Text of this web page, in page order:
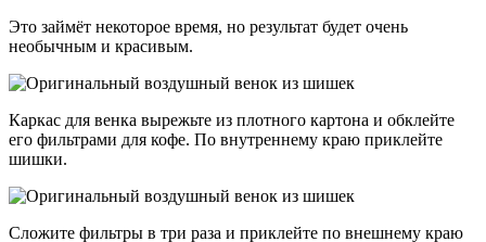
Это займёт некоторое время, но результат будет очень
необычным и красивым.
Каркас для венка вырежьте из плотного картона и обклейте
его фильтрами для кофе. По внутреннему краю приклейте
шишки.
Сложите фильтры в три раза и приклейте по внешнему краю